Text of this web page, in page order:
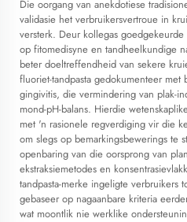
Die oorgang van anekdotiese
validasie het verbruikersvertroue in
versterk. Deur kollegas
op fitomedisyne en tandheelkundige
beter doeltreffendheid van sekere
fluoriet-tandpasta gedokumenteer
gingivitis, die vermindering van plak-
mond-pH-balans. Hierdie
met 'n rasionele regverdiging vir die
om slegs op bemarkingsbewerings te
openbaring van die oorsprong van
ekstraksiemetodes en
tandpasta-merke ingeligte verbruikers
gebaseer op nagaanbare kriteria
wat moontlik nie werklike